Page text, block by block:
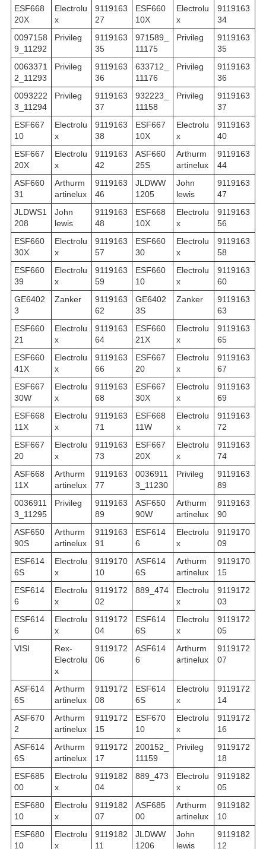
ESF668
20X
Electrolu
x
9119163
27
ESF660
10X
Electrolu
x
9119163
34
0097158
9_11292
Privileg
9119163
35
971589_
11175
Privileg
9119163
35
0063371
2_11293
Privileg
9119163
36
633712_
11176
Privileg
9119163
36
0093222
3_11294
Privileg
9119163
37
932223_
11158
Privileg
9119163
37
ESF667
10
Electrolu
x
9119163
38
ESF667
10X
Electrolu
x
9119163
40
ESF667
20X
Electrolu
x
9119163
42
ASF660
25S
Arthurm
artinelux
9119163
44
ASF660
31
Arthurm
artinelux
9119163
46
JLDWW
1205
John
lewis
9119163
47
JLDWS1
208
John
lewis
9119163
48
ESF668
10X
Electrolu
x
9119163
56
ESF660
30X
Electrolu
x
9119163
57
ESF660
30
Electrolu
x
9119163
58
ESF660
39
Electrolu
x
9119163
59
ESF660
10
Electrolu
x
9119163
60
GE6402
3
Zanker
9119163
62
GE6402
3S
Zanker
9119163
63
ESF660
21
Electrolu
x
9119163
64
ESF660
21X
Electrolu
x
9119163
65
ESF660
41X
Electrolu
x
9119163
66
ESF667
20
Electrolu
x
9119163
67
ESF667
30W
Electrolu
x
9119163
68
ESF667
30X
Electrolu
x
9119163
69
ESF668
11X
Electrolu
x
9119163
71
ESF668
11W
Electrolu
x
9119163
72
ESF667
20
Electrolu
x
9119163
73
ESF667
20X
Electrolu
x
9119163
74
ASF668
11X
Arthurm
artinelux
9119163
77
0036911
3_11230
Privileg
9119163
89
0036911
3_11295
Privileg
9119163
89
ASF650
90W
Arthurm
artinelux
9119163
90
ASF650
90S
Arthurm
artinelux
9119163
91
ESF614
6
Electrolu
x
9119170
09
ESF614
6S
Electrolu
x
9119170
10
ASF614
6S
Arthurm
artinelux
9119170
15
ESF614
6
Electrolu
x
9119172
02
889_474
Electrolu
x
9119172
03
ESF614
6
Electrolu
x
9119172
04
ESF614
6S
Electrolu
x
9119172
05
VISI
Rex-
Electrolu
x
9119172
06
ASF614
6
Arthurm
artinelux
9119172
07
ASF614
6S
Arthurm
artinelux
9119172
08
ESF614
6S
Electrolu
x
9119172
14
ASF670
2
Arthurm
artinelux
9119172
15
ESF670
10
Electrolu
x
9119172
16
ASF614
6S
Arthurm
artinelux
9119172
17
200152_
11159
Privileg
9119172
18
ESF685
00
Electrolu
x
9119182
04
889_473
Electrolu
x
9119182
05
ESF680
10
Electrolu
x
9119182
07
ASF685
00
Arthurm
artinelux
9119182
10
ESF680
10
Electrolu
x
9119182
11
JLDWW
1206
John
lewis
9119182
12